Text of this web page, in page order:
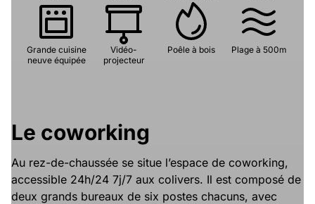
Grande cuisine
neuve équipée
Vidéo-
projecteur
Poêle à bois Plage à 500m
Le coworking
Au rez-de-chaussée se situe l’espace de coworking,
accessible 24h/24 7j/7 aux colivers. Il est composé de
deux grands bureaux de six postes chacuns, avec